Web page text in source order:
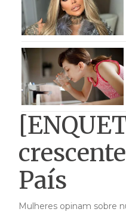
País
Mulheres opinam sobre